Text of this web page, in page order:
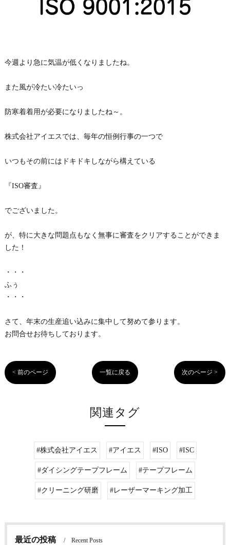
今週より急に気温が低くなりましたね。
また風が冷たい冷たいっ
防寒着着用が必要になりましたね～。
株式会社アイエスでは、毎年の恒例行事の一つで
いつもその前にはドキドキしながら構えている
『ISO審査』
でございました。
が、特に大きな問題点もなく無事に審査をクリアすることができま
した！
・・・
ふぅ
・・・
さて、年末の生産追い込みに集中して努めて参ります。
お問合せお待ちしております。
< 前のページ 一覧に戻る 次のページ >
関連タグ
#株式会社アイエス #アイエス #ISO #ISC
#ダイシングテープフレーム #テープフレーム
#クリーニング研磨 #レーザーマーキング加工
最近の投稿 Recent Posts